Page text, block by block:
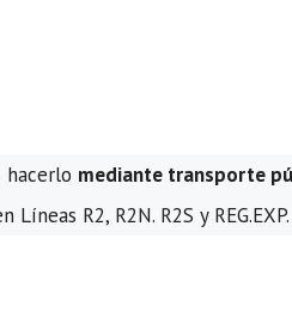
hacerlo mediante transporte
R2, R2N. R2S y